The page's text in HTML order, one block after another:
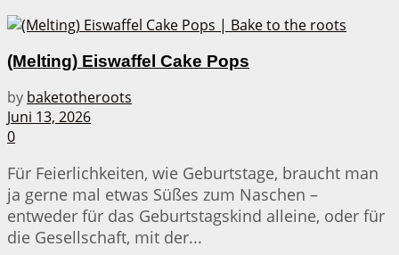
(Melting) Eiswaffel Cake Pops
by baketotheroots
Juni 13, 2026
0
Für Feierlichkeiten, wie Geburtstage, braucht man
ja gerne mal etwas Süßes zum Naschen –
entweder für das Geburtstagskind alleine, oder für
die Gesellschaft, mit der...